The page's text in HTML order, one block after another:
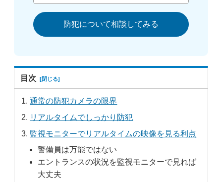
防犯について相談してみる
目次
通常の防犯カメラの限界
リアルタイムでしっかり防犯
監視モニターでリアルタイムの映像を見る利点
警備員は万能ではない
エントランスの状況を監視モニターで見れば
大丈夫